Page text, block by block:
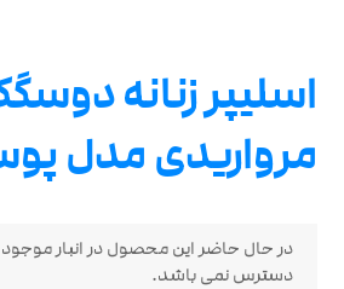
اسلیپر زنانه
مرواریدی مدل
در حال حاضر این محصول در انبار
دسترس نمی باشد.